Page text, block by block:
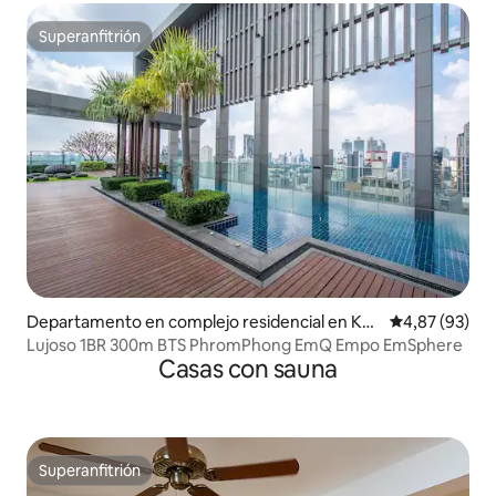
Superanfitrión
Superanfitrión
Departamento en complejo residencial en Khl
ong Toei
Calificación
4,87 (93)
Lujoso 1BR 300m BTS PhromPhong EmQ Empo EmSphere
Casas con sauna
Superanfitrión
Superanfitrión